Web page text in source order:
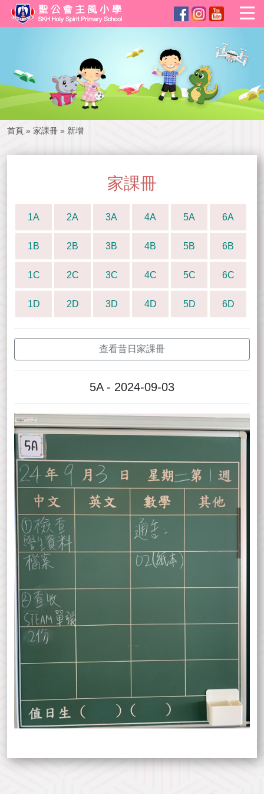
首頁 » 家課冊 » 新增
家課冊
1A 2A 3A 4A 5A 6A
1B 2B 3B 4B 5B 6B
1C 2C 3C 4C 5C 6C
1D 2D 3D 4D 5D 6D
查看昔日家課冊
5A - 2024-09-03